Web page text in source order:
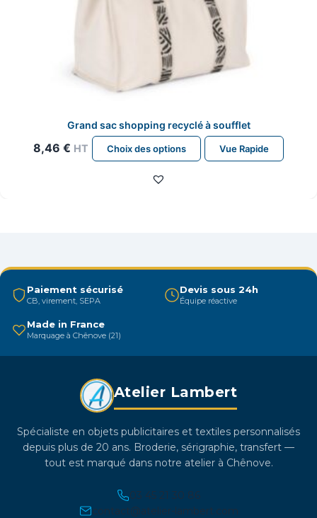
Grand sac shopping recyclé à soufflet
8,46 € HT Choix des options
Ce
produit
peuvent
être
choisies
page
produit
Vue Rapide
Paiement sécurisé
CB, virement, SEPA
Devis sous 24h
Équipe réactive
Made in France
Marquage à Chênove (21)
Atelier Lambert
Spécialiste en objets publicitaires et textiles personnalisés
depuis plus de 20 ans. Broderie, sérigraphie, transfert —
tout est marqué dans notre atelier à Chênove.
03 45 21 30 86
contact@atelier-lambert.com